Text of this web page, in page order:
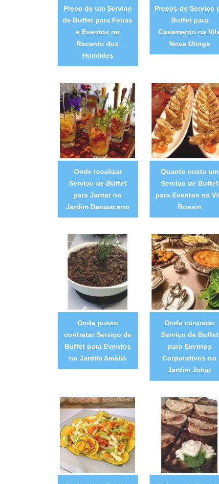
Preço de um Serviço
de Buffet para Feiras
e Eventos no
Recanto dos
Humildes
Preços de Serviço
Buffet para
Casamento na
Nova Utinga
Onde localizar
Serviço de Buffet
para Jantar no
Jardim Damasceno
Quanto custa um
Serviço de Buffet
para Eventos na
Rossin
Onde posso
contratar Serviço de
Buffet para Eventos
no Jardim Amália
Onde contratar
Serviço de Buffet
para Eventos
Corporativos no
Jardim Jobar